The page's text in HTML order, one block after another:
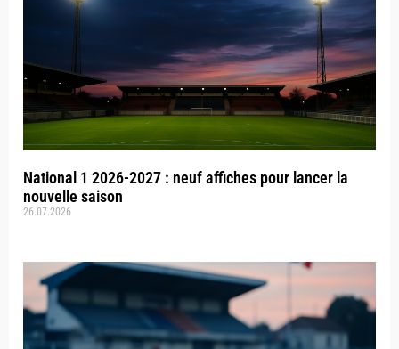
National 1 2026-2027 : neuf affiches pour lancer la
nouvelle saison
26.07.2026